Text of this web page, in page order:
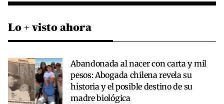
Lo + visto ahora
Abandonada al nacer con carta y mil
pesos: Abogada chilena revela su
historia y el posible destino de su
madre biológica